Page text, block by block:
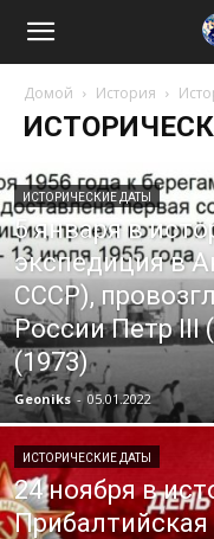
Домой История
ИСТОРИЧЕСКИЕ ДАТЫ
5 января в
экспедиция в
СССР),
России Петр III
(1973)
Geoniks - 05.01.2022
ИСТОРИЧЕСКИЕ ДАТЫ
24 ноября в
Прибалтийская